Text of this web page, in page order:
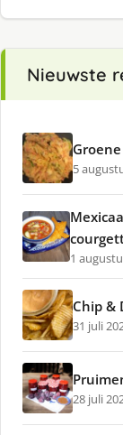
Nieuwste
5
1
Chip &
31 juli
28 juli